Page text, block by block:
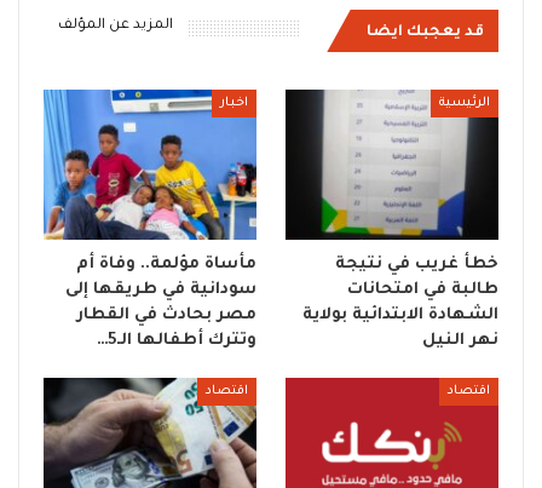
قد يعجبك ايضا المزيد عن المؤلف
الرئيسية
خطأ غريب في نتيجة
طالبة في امتحانات
الشهادة الابتدائية بولاية
نهر النيل
اخبار
مأساة مؤلمة.. وفاة أم
سودانية في طريقها إلى
مصر بحادث في القطار
وتترك أطفالها الـ5…
اقتصاد اقتصاد